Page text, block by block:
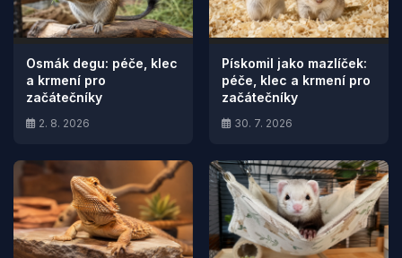
Osmák degu: péče, klec
a krmení pro
začátečníky
2. 8. 2026
Pískomil jako mazlíček:
péče, klec a krmení pro
začátečníky
30. 7. 2026